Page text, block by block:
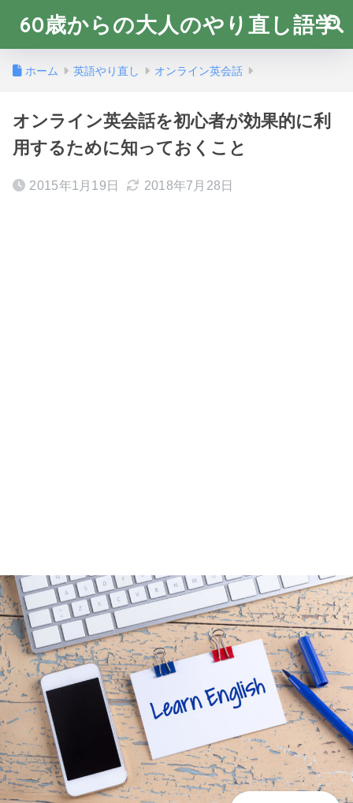
60歳からの大人のやり直し語学
ホーム 英語やり直し オンライン英会話
オンライン英会話を初心者が効果的に利
用するために知っておくこと
2015年1月19日 2018年7月28日